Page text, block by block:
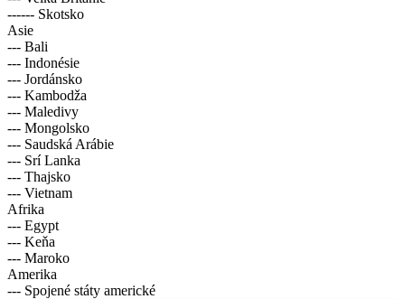
------ Skotsko
Asie
--- Bali
--- Indonésie
--- Jordánsko
--- Kambodža
--- Maledivy
--- Mongolsko
--- Saudská Arábie
--- Srí Lanka
--- Thajsko
--- Vietnam
Afrika
--- Egypt
--- Keňa
--- Maroko
Amerika
--- Spojené státy americké